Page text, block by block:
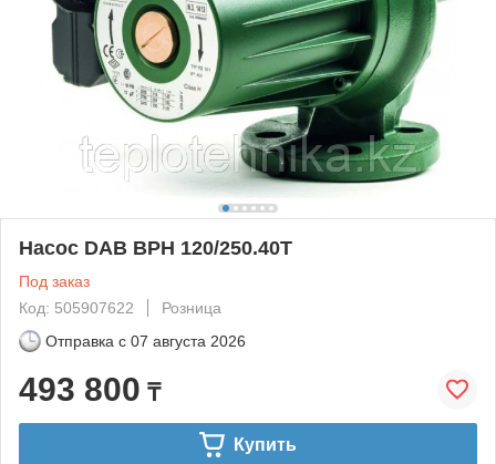
Насос DAB BPH 120/250.40T
Под заказ
Код: 505907622
Розница
Отправка с 07 августа 2026
493 800 ₸
Купить